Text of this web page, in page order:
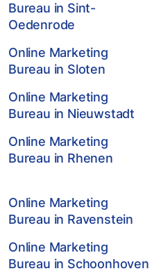
Bureau in Sint-
Oedenrode
Online Marketing
Bureau in Sloten
Online Marketing
Bureau in Nieuwstadt
Online Marketing
Bureau in Rhenen
Online Marketing
Bureau in Ravenstein
Online Marketing
Bureau in Schoonhoven